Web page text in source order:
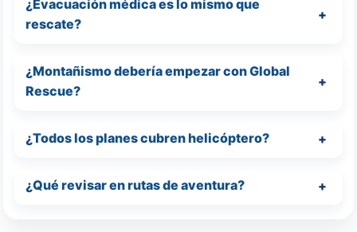
¿Evacuación médica es lo mismo que
rescate?
¿Montañismo debería empezar con Global
Rescue?
¿Todos los planes cubren helicóptero?
¿Qué revisar en rutas de aventura?